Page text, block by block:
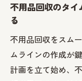
不用品回
引越し前
不用品回
の回答
不用品回収のタ
る
不用品回収をスム
ムラインの作成が
計画を立て始め、